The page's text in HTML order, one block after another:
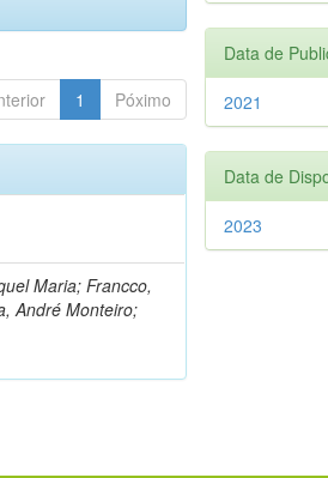
1 Póximo
Maria; Francco,
André Monteiro;
Data de
2021
Data de
2023